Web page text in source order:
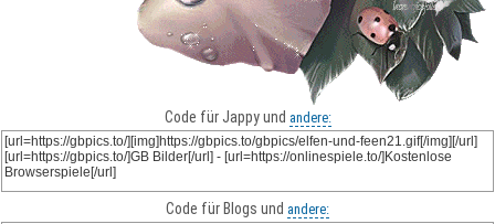
Code für Jappy und andere:
Code für Blogs und andere: